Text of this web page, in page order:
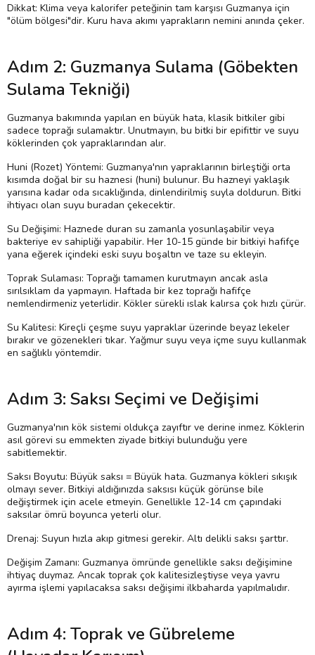
Dikkat: Klima veya kalorifer peteğinin tam karşısı Guzmanya için
"ölüm bölgesi"dir. Kuru hava akımı yaprakların nemini anında çeker.
Adım 2: Guzmanya Sulama (Göbekten
Sulama Tekniği)
Guzmanya bakımında yapılan en büyük hata, klasik bitkiler gibi
sadece toprağı sulamaktır. Unutmayın, bu bitki bir epifittir ve suyu
köklerinden çok yapraklarından alır.
Huni (Rozet) Yöntemi: Guzmanya'nın yapraklarının birleştiği orta
kısımda doğal bir su haznesi (huni) bulunur. Bu hazneyi yaklaşık
yarısına kadar oda sıcaklığında, dinlendirilmiş suyla doldurun. Bitki
ihtiyacı olan suyu buradan çekecektir.
Su Değişimi: Haznede duran su zamanla yosunlaşabilir veya
bakteriye ev sahipliği yapabilir. Her 10-15 günde bir bitkiyi hafifçe
yana eğerek içindeki eski suyu boşaltın ve taze su ekleyin.
Toprak Sulaması: Toprağı tamamen kurutmayın ancak asla
sırılsıklam da yapmayın. Haftada bir kez toprağı hafifçe
nemlendirmeniz yeterlidir. Kökler sürekli ıslak kalırsa çok hızlı çürür.
Su Kalitesi: Kireçli çeşme suyu yapraklar üzerinde beyaz lekeler
bırakır ve gözenekleri tıkar. Yağmur suyu veya içme suyu kullanmak
en sağlıklı yöntemdir.
Adım 3: Saksı Seçimi ve Değişimi
Guzmanya'nın kök sistemi oldukça zayıftır ve derine inmez. Köklerin
asıl görevi su emmekten ziyade bitkiyi bulunduğu yere
sabitlemektir.
Saksı Boyutu: Büyük saksı = Büyük hata. Guzmanya kökleri sıkışık
olmayı sever. Bitkiyi aldığınızda saksısı küçük görünse bile
değiştirmek için acele etmeyin. Genellikle 12-14 cm çapındaki
saksılar ömrü boyunca yeterli olur.
Drenaj: Suyun hızla akıp gitmesi gerekir. Altı delikli saksı şarttır.
Değişim Zamanı: Guzmanya ömründe genellikle saksı değişimine
ihtiyaç duymaz. Ancak toprak çok kalitesizleştiyse veya yavru
ayırma işlemi yapılacaksa saksı değişimi ilkbaharda yapılmalıdır.
Adım 4: Toprak ve Gübreleme